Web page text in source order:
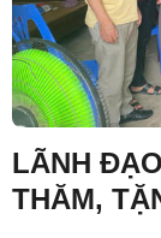
LÃNH
THĂM,